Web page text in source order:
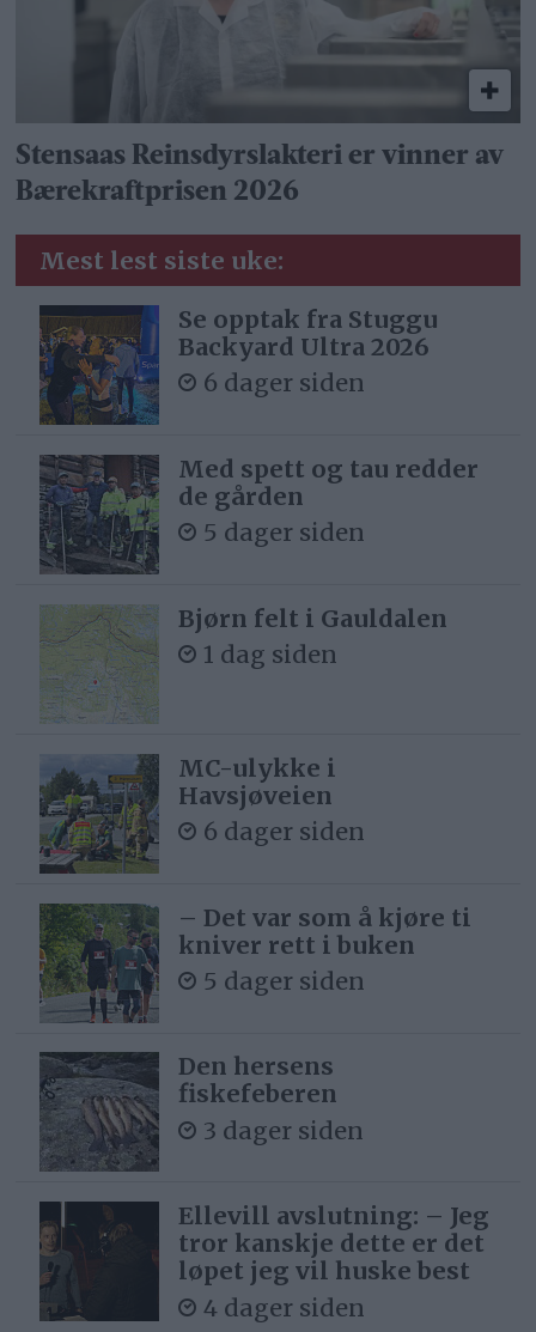
Stensaas Reinsdyrslakteri er vinner av
Bærekraftprisen 2026
Mest lest siste uke:
Se opptak fra Stuggu
Backyard Ultra 2026
6 dager siden
Med spett og tau redder
de gården
5 dager siden
Bjørn felt i Gauldalen
1 dag siden
MC-ulykke i
Havsjøveien
6 dager siden
– Det var som å kjøre ti
kniver rett i buken
5 dager siden
Den hersens
fiskefeberen
3 dager siden
Ellevill avslutning: – Jeg
tror kanskje dette er det
løpet jeg vil huske best
4 dager siden